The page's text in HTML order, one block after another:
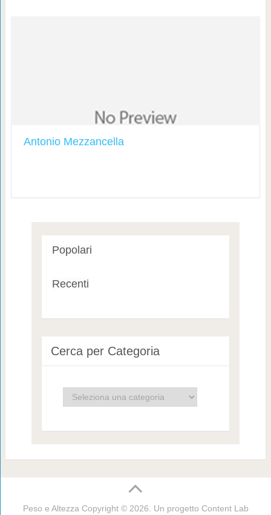
Antonio Mezzancella
Popolari
Recenti
Cerca per Categoria
Cerca
per
Peso e Altezza Copyright © 2026. Un progetto Content Lab